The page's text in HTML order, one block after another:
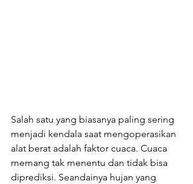
Salah satu yang biasanya paling sering
menjadi kendala saat mengoperasikan
alat berat adalah faktor cuaca. Cuaca
memang tak menentu dan tidak bisa
diprediksi. Seandainya hujan yang